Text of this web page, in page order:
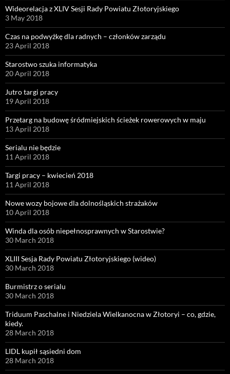
Wideorelacja z XLIV Sesji Rady Powiatu Złotoryjskiego
3 May 2018
Czas na podwyżkę dla radnych – członków zarządu
23 April 2018
Starostwo szuka informatyka
20 April 2018
Jutro targi pracy
19 April 2018
Przetarg na budowę śródmiejskich ścieżek rowerowych w maju
13 April 2018
Serialu nie będzie
11 April 2018
Targi pracy – kwiecień 2018
11 April 2018
Nowe wozy bojowe dla dolnośląskich strażaków
10 April 2018
Winda dla osób niepełnosprawnych w Starostwie?
30 March 2018
XLIII Sesja Rady Powiatu Złotoryjskiego (wideo)
30 March 2018
Burmistrz o serialu
30 March 2018
Triduum Paschalne i Niedziela Wielkanocna w Złotoryi – co, gdzie,
kiedy.
28 March 2018
LIDL kupił sąsiedni dom
28 March 2018